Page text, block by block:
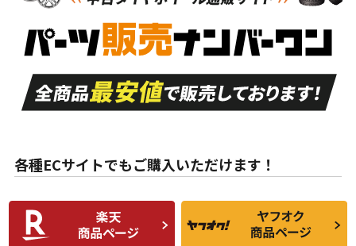
S
品）
S
新車外し品（新古
付き
A
走行距離も少なく、
目立つ傷もほとんど
ない中古品
A
走行距離も少なく、
非常に状態の良い中
古品
な中古品
んどない中古品
C
使用感や傷があり、
比較的きれいな中古
品
C
偏磨耗・劣化は感じ
られるが、使用に問
題のない中古品
各種ECサイトでもご購入いただけます！